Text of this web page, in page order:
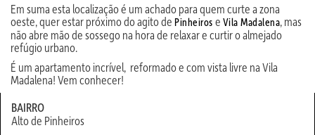
Em suma esta localização é um achado para quem curte a zona
oeste, quer estar próximo do agito de Pinheiros e Vila Madalena, mas
não abre mão de sossego na hora de relaxar e curtir o almejado
refúgio urbano.
É um apartamento incrível, reformado e com vista livre na Vila
Madalena! Vem conhecer!
BAIRRO
Alto de Pinheiros